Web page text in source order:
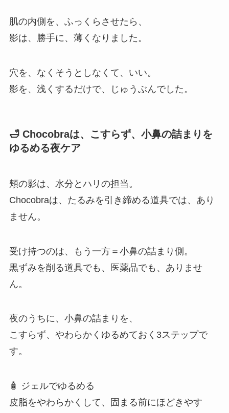
肌の内側を、ふっくらさせたら、
影は、勝手に、薄くなりました。
穴を、なくそうとしなくて、いい。
影を、浅くするだけで、じゅうぶんでした。
🛁 Chocobraは、こすらず、小鼻の詰まりを
ゆるめる夜ケア
頬の影は、水分とハリの担当。
Chocobraは、たるみを引き締める道具では、あり
ません。
受け持つのは、もう一方＝小鼻の詰まり側。
黒ずみを削る道具でも、医薬品でも、ありませ
ん。
夜のうちに、小鼻の詰まりを、
こすらず、やわらかくゆるめておく3ステップで
す。
🧴 ジェルでゆるめる
皮脂をやわらかくして、固まる前にほどきやす